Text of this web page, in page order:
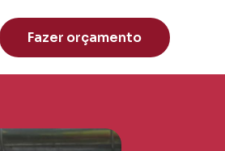
Fazer orçamento